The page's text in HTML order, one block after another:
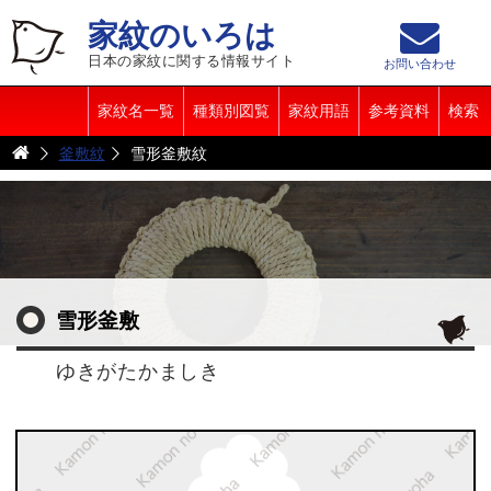
家紋のいろは
日本の家紋に関する情報サイト
家紋名一覧 種類別図覧 家紋用語 参考資料 検索
お問い合わせ
釜敷紋 雪形釜敷紋
雪形釜敷
ゆきがたかましき